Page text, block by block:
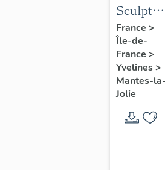
Sculpture
: la
Ronde
France >
Île-de-
France >
Yvelines>
Mantes-la-
Jolie